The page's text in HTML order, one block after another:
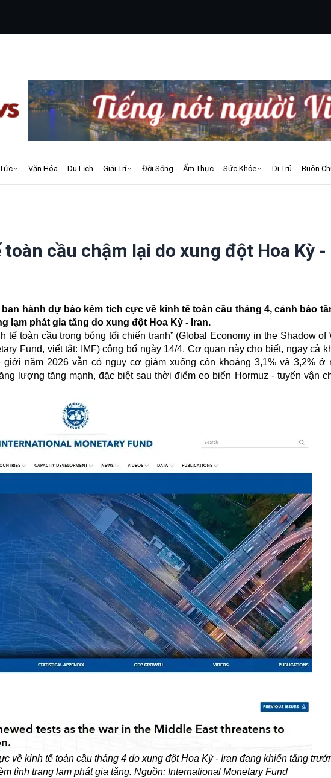
Văn Hóa Du Lịch Giải Trí Đời Sống Ẩm Thực Sức Khỏe Di Trú Buôn
cầu chậm lại do xung đột Hoa Kỳ -
ban hành dự báo kém tích cực về kinh tế toàn cầu tháng 4, cảnh báo
lạm phát gia tăng do xung đột Hoa Kỳ - Iran.
tế toàn cầu trong bóng tối chiến tranh” (Global Economy in the Shadow of
Fund, viết tắt: IMF) công bố ngày 14/4. Cơ quan này cho biết, ngay cả
năm 2026 vẫn có nguy cơ giảm xuống còn khoảng 3,1% và 3,2% ở
lượng tăng mạnh, đặc biệt sau thời điểm eo biển Hormuz - tuyến vận
về kinh tế toàn cầu tháng 4 do xung đột Hoa Kỳ - Iran đang khiến tăng
tình trạng lạm phát gia tăng. Nguồn: International Monetary Fund